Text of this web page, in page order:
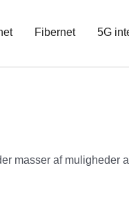
Fibernet 5G
masser af muligheder